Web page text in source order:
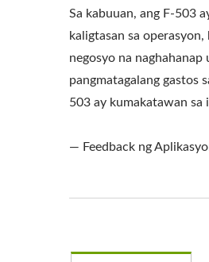
Sa kabuuan, ang F-503
kaligtasan sa
negosyo na
pangmatagalang gastos
503 ay kumakatawan sa
— Feedback ng